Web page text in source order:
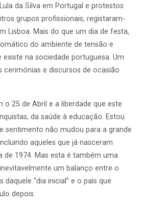
da Silva em Portugal e protestos
grupos profissionais, registaram-
Lisboa. Mais do que um dia de festa,
do ambiente de tensão e
na sociedade portuguesa. Um
cerimónias e discursos de ocasião
o 25 de Abril e a liberdade que este
da saúde à educação. Estou
sentimento não mudou para a grande
aqueles que já nasceram
de 1974. Mas esta é também uma
um balanço entre o
daquele “dia inicial” e o país que
depois.